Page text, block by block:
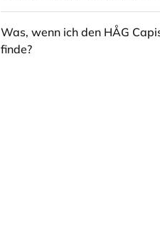
Was, wenn ich den HÅG
finde?